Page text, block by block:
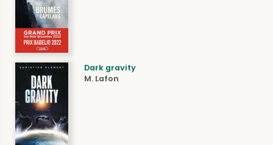
Dark gravity
M. Lafon